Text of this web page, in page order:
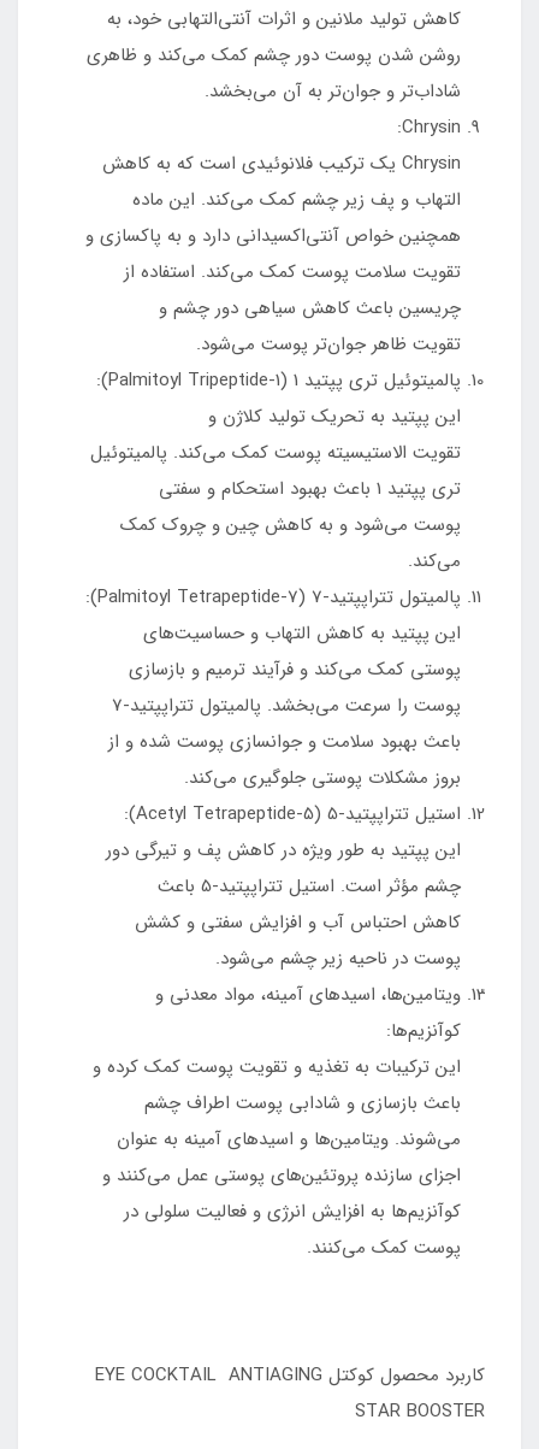
کاهش تولید ملانین و اثرات آنتی‌التهابی خود، به
روشن شدن پوست دور چشم کمک می‌کند و ظاهری
شاداب‌تر و جوان‌تر به آن می‌بخشد.
Chrysin:
Chrysin یک ترکیب فلانوئیدی است که به کاهش
التهاب و پف زیر چشم کمک می‌کند. این ماده
همچنین خواص آنتی‌اکسیدانی دارد و به پاکسازی و
تقویت سلامت پوست کمک می‌کند. استفاده از
چریسین باعث کاهش سیاهی دور چشم و
تقویت ظاهر جوان‌تر پوست می‌شود.
پالمیتوئیل تری پپتید 1 (Palmitoyl Tripeptide-1):
این پپتید به تحریک تولید کلاژن و
تقویت الاستیسیته پوست کمک می‌کند. پالمیتوئیل
تری پپتید 1 باعث بهبود استحکام و سفتی
پوست می‌شود و به کاهش چین و چروک کمک
می‌کند.
پالمیتول تتراپپتید-7 (Palmitoyl Tetrapeptide-7):
این پپتید به کاهش التهاب و حساسیت‌های
پوستی کمک می‌کند و فرآیند ترمیم و بازسازی
پوست را سرعت می‌بخشد. پالمیتول تتراپپتید-7
باعث بهبود سلامت و جوانسازی پوست شده و از
بروز مشکلات پوستی جلوگیری می‌کند.
استیل تتراپپتید-5 (Acetyl Tetrapeptide-5):
این پپتید به طور ویژه در کاهش پف و تیرگی دور
چشم مؤثر است. استیل تتراپپتید-5 باعث
کاهش احتباس آب و افزایش سفتی و کشش
پوست در ناحیه زیر چشم می‌شود.
ویتامین‌ها، اسیدهای آمینه، مواد معدنی و
کوآنزیم‌ها:
این ترکیبات به تغذیه و تقویت پوست کمک کرده و
باعث بازسازی و شادابی پوست اطراف چشم
می‌شوند. ویتامین‌ها و اسیدهای آمینه به عنوان
اجزای سازنده پروتئین‌های پوستی عمل می‌کنند و
کوآنزیم‌ها به افزایش انرژی و فعالیت سلولی در
پوست کمک می‌کنند.
کاربرد محصول کوکتل EYE COCKTAIL ANTIAGING
STAR BOOSTER